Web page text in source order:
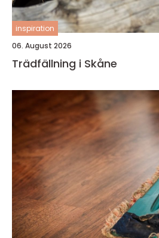
inspiration
06. August 2026
Trädfällning i Skåne